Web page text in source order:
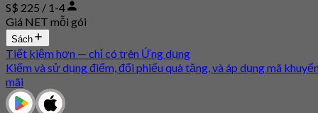
S$ 225 / 1-4
Giá NET mỗi gói
Sách
Tiết kiệm hơn — chỉ có trên Ứng dụng
Kiếm và sử dụng điểm, đổi phiếu quà tặng, và áp dụng mã
mãi